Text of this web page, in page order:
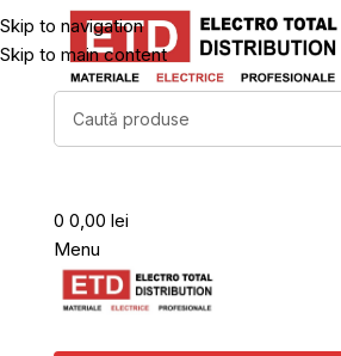
Skip to navigation
Skip to main content
0 0,00 lei
Menu